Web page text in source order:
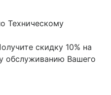
Техническому
скидку 10% на
обслуживанию Вашего